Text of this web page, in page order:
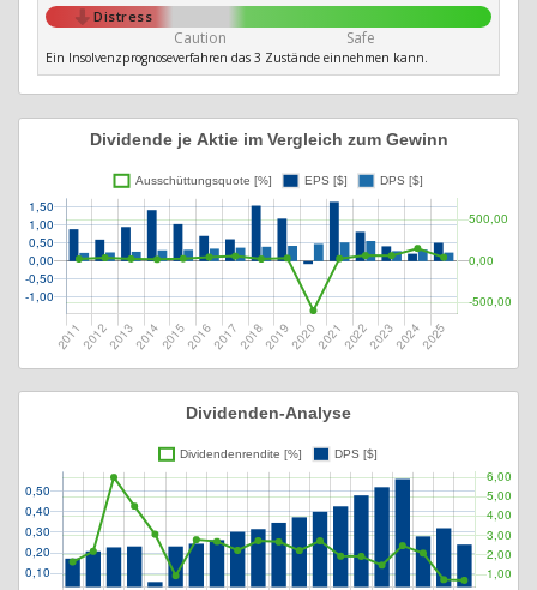
Distress
Caution Safe
Ein Insolvenzprognoseverfahren das 3 Zustände einnehmen kann.